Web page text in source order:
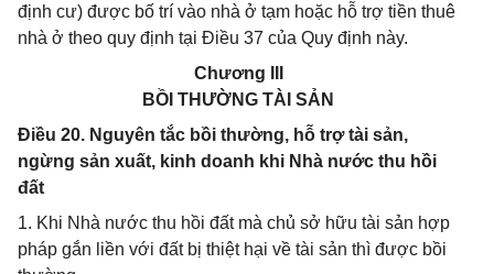
định cư) được bố trí vào nhà ở tạm hoặc hỗ trợ tiền thuê
nhà ở theo quy định tại Điều 37 của Quy định này.
Chương III
BỒI THƯỜNG TÀI SẢN
Điều 20. Nguyên tắc bồi thường, hỗ trợ tài sản,
ngừng sản xuất, kinh doanh khi Nhà nước thu hồi
đất
1. Khi Nhà nước thu hồi đất mà chủ sở hữu tài sản hợp
pháp gắn liền với đất bị thiệt hại về tài sản thì được bồi